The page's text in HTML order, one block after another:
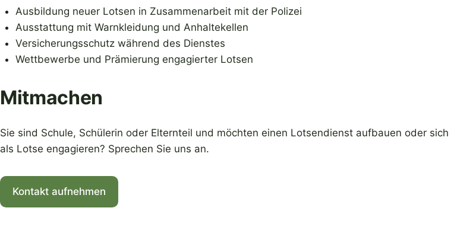
Ausbildung neuer Lotsen in Zusammenarbeit mit der Polizei
Ausstattung mit Warnkleidung und Anhaltekellen
Versicherungsschutz während des Dienstes
Wettbewerbe und Prämierung engagierter Lotsen
Mitmachen
Sie sind Schule, Schülerin oder Elternteil und möchten einen Lotsendienst aufbauen oder sich
als Lotse engagieren? Sprechen Sie uns an.
Kontakt aufnehmen